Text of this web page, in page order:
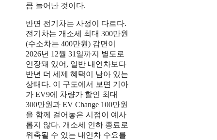
큼 늘어난 것이다.
반면 전기차는 사정이 다르다.
전기차는 개소세 최대 300만원
(수소차는 400만원) 감면이
2026년 12월 31일까지 별도로
연장돼 있어, 일반 내연차보다
반년 더 세제 혜택이 남아 있는
상태다. 이 구도에서 보면 기아
가 EV9에 차량가 할인 최대
300만원과 EV Change 100만원
을 함께 걸어놓은 시점이 예사
롭지 않다. 개소세 인하 종료로
위축될 수 있는 내연차 수요를